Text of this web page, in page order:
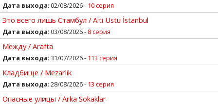
Дата выхода: 02/08/2026 - 10 серия
Это всего лишь Стамбул / Altı Ustu İstanbul
Дата выхода: 03/08/2026 - 8 серия
Между / Arafta
Дата выхода: 31/07/2026 - 113 серия
Кладбище / Mezarlik
Дата выхода: 28/08/2026 - 13 серия
Опасные улицы / Arka Sokaklar